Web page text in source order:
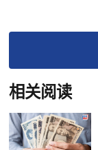
相关阅读